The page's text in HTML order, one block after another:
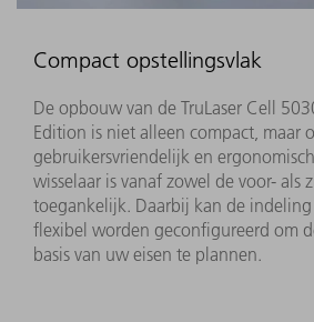
Compact opstellingsvlak
De opbouw van de TruLaser Cell
Edition is niet alleen compact, maar
gebruikersvriendelijk en
wisselaar is vanaf zowel de voor- als
toegankelijk. Daarbij kan de
flexibel worden geconfigureerd om
basis van uw eisen te plannen.